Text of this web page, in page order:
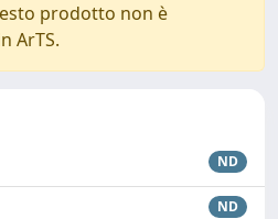
prodotto non è
ArTS.
ND
ND